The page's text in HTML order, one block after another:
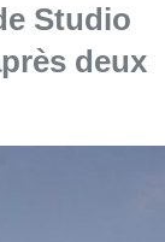
Studio
deux